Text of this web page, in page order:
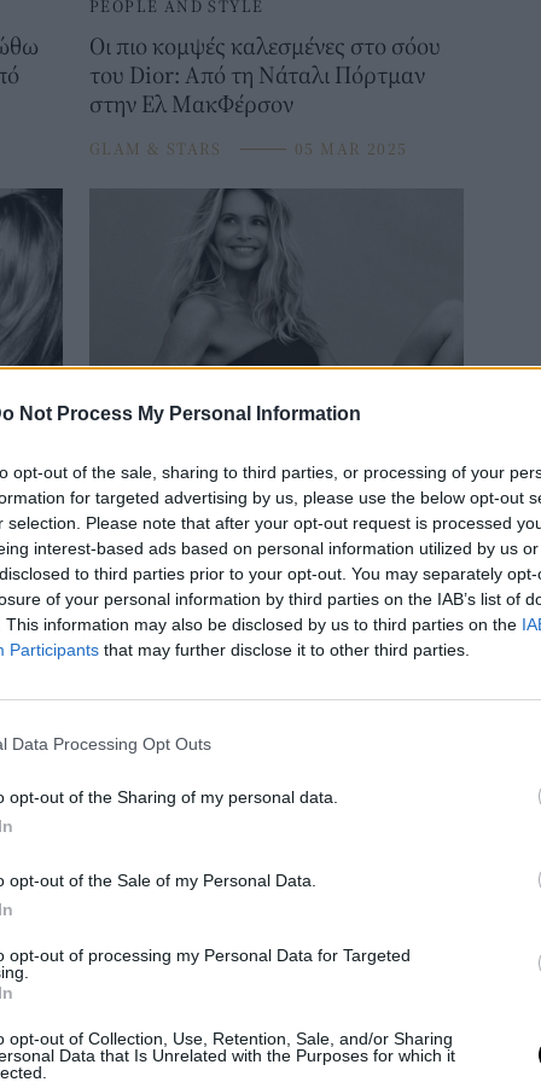
Not Process My Personal Information
opt-out of the sale, sharing to third parties, or processing of your
for targeted advertising by us, please use the below opt-out
selection. Please note that after your opt-out request is processed
interest-based ads based on personal information utilized by us
to third parties prior to your opt-out. You may separately
of your personal information by third parties on the IAB’s list of
This information may also be disclosed by us to third parties on the
Participants that may further disclose it to other third parties.
Data Processing Opt Outs
opt-out of the Sharing of my personal data.
opt-out of the Sale of my Personal Data.
opt-out of processing my Personal Data for Targeted
opt-out of Collection, Use, Retention, Sale, and/or Sharing
Data that Is Unrelated with the Purposes for which it
PEOPLE AND STYLE
Οι πιο κομψές καλεσμένες στο σόου
του Dior: Από τη Νάταλι Πόρτμαν
στην Ελ ΜακΦέρσον
GLAM & STARS ⸻ 05 MAR 2025
PEOPLE AND STYLE
Ελ Μακφέρσον: O λόγος πίσω από
την απόφαση να αρνηθεί τη
χημειοθεραπεία παρά τη συμβουλή 32
γιατρών
GLAM & STARS ⸻03 SEP 2024
PEOPLE AND STYLE
πασαρέλα μετά από 14 χρόνια